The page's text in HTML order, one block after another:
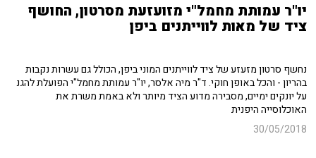
יו"ר עמותת מחמל"י מזועזעת מסרטון, החושף
ציד של מאות לווייתנים ביפן
נחשף סרטון מזעזע של ציד לווייתנים המוני ביפן, הכולל גם עשרות נקבות
בהריון - והכל באופן חוקי. ד"ר מיה אלסר, יו"ר עמותת מחמל"י הפועלת להגנ
על יונקים ימיים, מסבירה מדוע הציד מיותר ולא באמת משרת את
האוכלוסייה היפנית
30/05/2018